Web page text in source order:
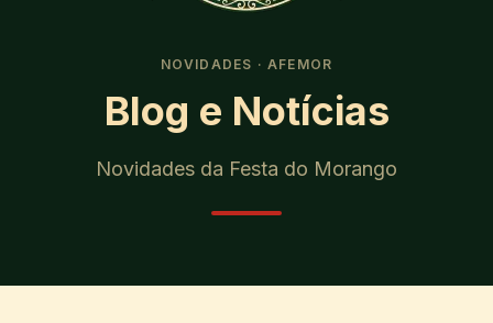
NOVIDADES · AFEMOR
Blog e Notícias
Novidades da Festa do Morango